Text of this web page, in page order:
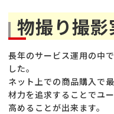
物撮り撮影
長年のサービス運用の中
した。
ネット上での商品購入で
材力を追求することでユ
高めることが出来ます。